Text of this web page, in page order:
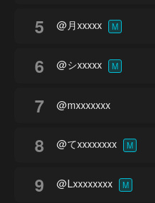
5 @月xxxxx M
6 @シxxxxx M
7 @mxxxxxxx
8 @てxxxxxxxx M
9 @Lxxxxxxxx M